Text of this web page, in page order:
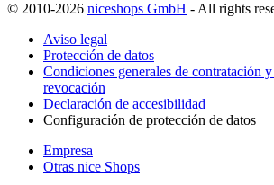
© 2010-2026 niceshops GmbH - All rights
Aviso legal
Protección de datos
Condiciones generales de contratación
revocación
Declaración de accesibilidad
Configuración de protección de datos
Empresa
Otras nice Shops